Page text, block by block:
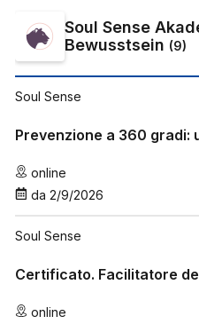
Soul Sense
Bewusstsein (9)
Soul Sense
Prevenzione a 360 gradi:
online
da 2/9/2026
Soul Sense
Certificato. Facilitatore
online